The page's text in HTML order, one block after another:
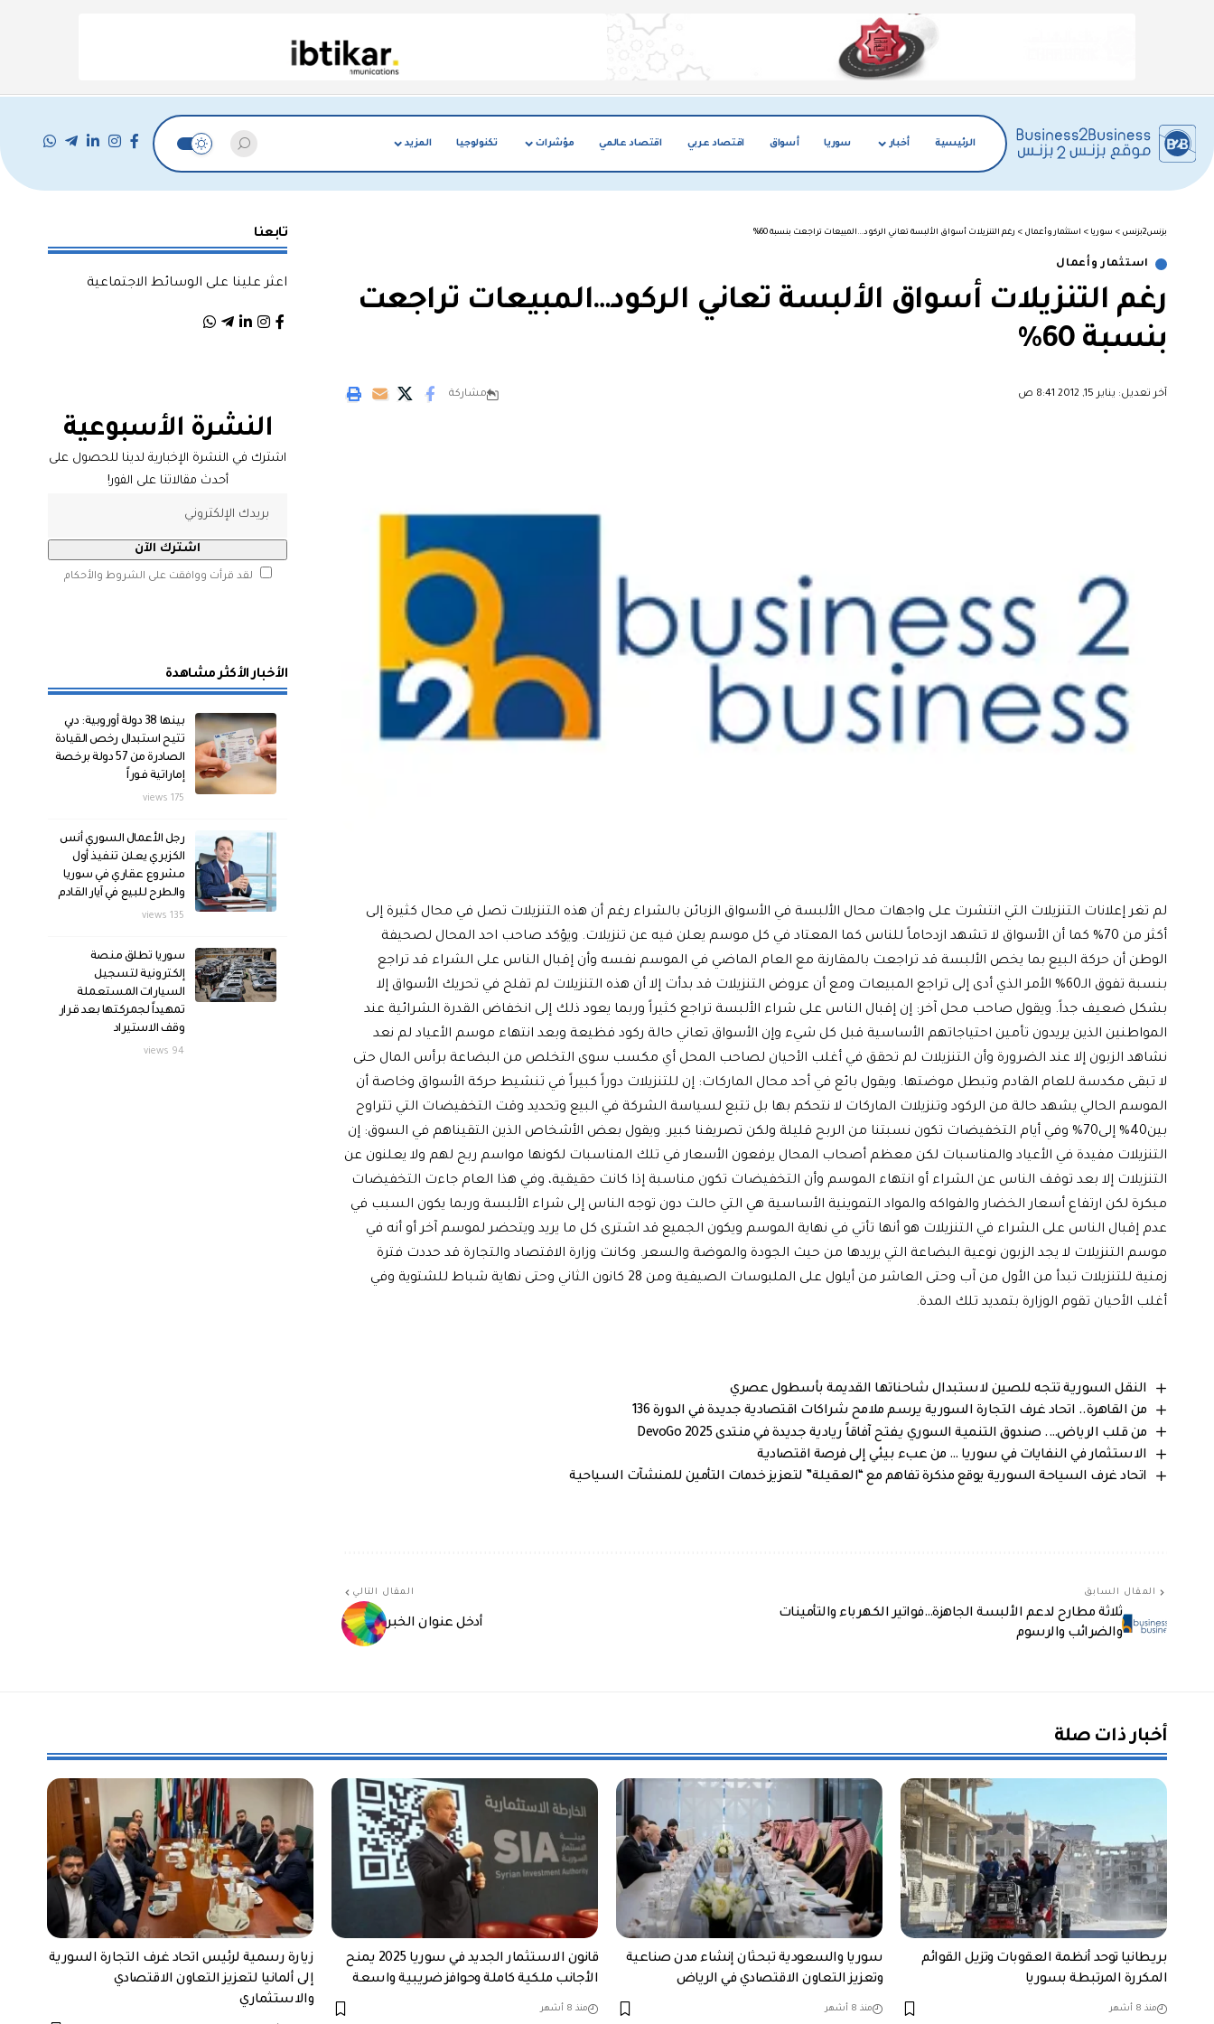
الرئيسية أخبار سوريا أسواق اقتصاد عربي اقتصاد عالمي مؤشرات تكنولوجيا المزيد
بزنس2بزنس > سوريا > استثمار وأعمال > رغم التنزيلات أسواق الألبسة تعاني الركود…المبيعات تراجعت بنسبة 60%
استثمار وأعمال
رغم التنزيلات أسواق الألبسة تعاني الركود…المبيعات تراجعت
بنسبة 60%
آخر تعديل: يناير 15, 2012 8:41 ص مشاركة
لم تغر إعلانات التنزيلات التي انتشرت على واجهات محال الألبسة في الأسواق الزبائن بالشراء رغم أن هذه التنزيلات تصل في محال كثيرة إلى
أكثر من 70% كما أن الأسواق لا تشهد ازدحاماً للناس كما المعتاد في كل موسم يعلن فيه عن تنزيلات. ويؤكد صاحب احد المحال لصحيفة
الوطن أن حركة البيع بما يخص الألبسة قد تراجعت بالمقارنة مع العام الماضي في الموسم نفسه وأن إقبال الناس على الشراء قد تراجع
بنسبة تفوق الـ60% الأمر الذي أدى إلى تراجع المبيعات ومع أن عروض التنزيلات قد بدأت إلا أن هذه التنزيلات لم تفلح في تحريك الأسواق إلا
بشكل ضعيف جداً. ويقول صاحب محل آخر: إن إقبال الناس على شراء الألبسة تراجع كثيراً وربما يعود ذلك إلى انخفاض القدرة الشرائية عند
المواطنين الذين يريدون تأمين احتياجاتهم الأساسية قبل كل شيء وإن الأسواق تعاني حالة ركود فظيعة وبعد انتهاء موسم الأعياد لم نعد
نشاهد الزبون إلا عند الضرورة وأن التنزيلات لم تحقق في أغلب الأحيان لصاحب المحل أي مكسب سوى التخلص من البضاعة برأس المال حتى
لا تبقى مكدسة للعام القادم وتبطل موضتها. ويقول بائع في أحد محال الماركات: إن للتنزيلات دوراً كبيراً في تنشيط حركة الأسواق وخاصة أن
الموسم الحالي يشهد حالة من الركود وتنزيلات الماركات لا نتحكم بها بل تتبع لسياسة الشركة في البيع وتحديد وقت التخفيضات التي تتراوح
بين40% إلى70% وفي أيام التخفيضات تكون نسبتنا من الربح قليلة ولكن تصريفنا كبير. ويقول بعض الأشخاص الذين التقيناهم في السوق: إن
التنزيلات مفيدة في الأعياد والمناسبات لكن معظم أصحاب المحال يرفعون الأسعار في تلك المناسبات لكونها مواسم ربح لهم ولا يعلنون عن
التنزيلات إلا بعد توقف الناس عن الشراء أو انتهاء الموسم وأن التخفيضات تكون مناسبة إذا كانت حقيقية، وفي هذا العام جاءت التخفيضات
مبكرة لكن ارتفاع أسعار الخضار والفواكه والمواد التموينية الأساسية هي التي حالت دون توجه الناس إلى شراء الألبسة وربما يكون السبب في
عدم إقبال الناس على الشراء في التنزيلات هو أنها تأتي في نهاية الموسم ويكون الجميع قد اشترى كل ما يريد ويتحضر لموسم آخر أو أنه في
موسم التنزيلات لا يجد الزبون نوعية البضاعة التي يريدها من حيث الجودة والموضة والسعر. وكانت وزارة الاقتصاد والتجارة قد حددت فترة
زمنية للتنزيلات تبدأ من الأول من آب وحتى العاشر من أيلول على الملبوسات الصيفية ومن 28 كانون الثاني وحتى نهاية شباط للشتوية وفي
أغلب الأحيان تقوم الوزارة بتمديد تلك المدة.
النقل السورية تتجه للصين لاستبدال شاحناتها القديمة بأسطول عصري
من القاهرة.. اتحاد غرف التجارة السورية يرسم ملامح شراكات اقتصادية جديدة في الدورة 136
من قلب الرياض…. صندوق التنمية السوري يفتح آفاقاً ريادية جديدة في منتدى DevoGo 2025
الاستثمار في النفايات في سوريا … من عبء بيئي إلى فرصة اقتصادية
اتحاد غرف السياحة السورية يوقع مذكرة تفاهم مع “العقيلة” لتعزيز خدمات التأمين للمنشآت السياحية
المقال السابق
ثلاثة مطارح لدعم الألبسة الجاهزة…فواتير الكهرباء والتأمينات
والضرائب والرسوم
المقال التالي
أدخل عنوان الخبر
تابعنا
اعثر علينا على الوسائط الاجتماعية
النشرة الأسبوعية
اشترك في النشرة الإخبارية لدينا للحصول على
أحدث مقالاتنا على الفور!
لقد قرأت ووافقت على الشروط والأحكام
الأخبار الأكثر مشاهدة
بينها 38 دولة أوروبية: دبي
تتيح استبدال رخص القيادة
الصادرة من 57 دولة برخصة
إماراتية فوراً
175 views
رجل الأعمال السوري أنس
الكزبري يعلن تنفيذ أول
مشروع عقاري في سوريا
والطرح للبيع في آيار القادم
135 views
سوريا تطلق منصة
إلكترونية لتسجيل
السيارات المستعملة
تمهيداً لجمركتها بعد قرار
وقف الاستيراد
94 views
أخبار ذات صلة
بريطانيا توحد أنظمة العقوبات وتزيل القوائم
المكررة المرتبطة بسوريا
منذ 8 أشهر
سوريا والسعودية تبحثان إنشاء مدن صناعية
وتعزيز التعاون الاقتصادي في الرياض
منذ 8 أشهر
قانون الاستثمار الجديد في سوريا 2025 يمنح
الأجانب ملكية كاملة وحوافز ضريبية واسعة
منذ 8 أشهر
زيارة رسمية لرئيس اتحاد غرف التجارة السورية
إلى ألمانيا لتعزيز التعاون الاقتصادي
والاستثماري